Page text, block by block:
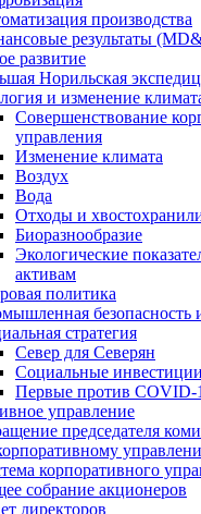
производства
результаты
развитие
Норильская
и изменение
Совершенствование
управления
Изменение климата
Воздух
Вода
Отходы и
Биоразнообразие
Экологические
активам
политика
безопасность
стратегия
Север для Северян
Социальные инвестиции
Первые против
управление
председателя
корпоративного
собрание акционеров
директоров